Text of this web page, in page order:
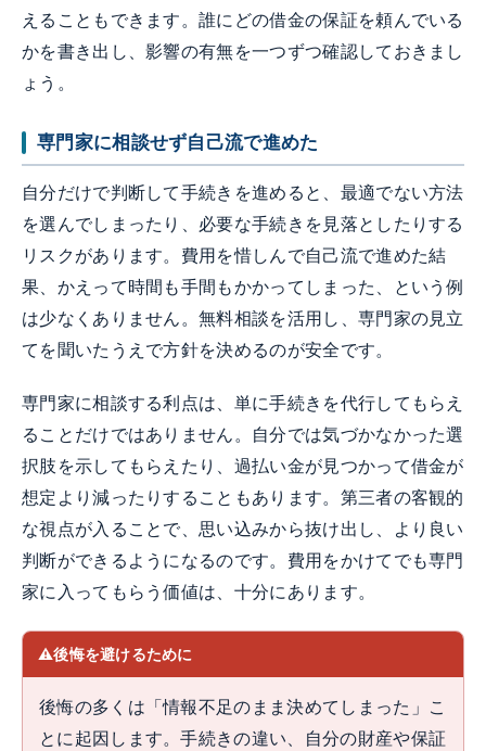
えることもできます。誰にどの借金の保証を頼んでいる
かを書き出し、影響の有無を一つずつ確認しておきまし
ょう。
専門家に相談せず自己流で進めた
自分だけで判断して手続きを進めると、最適でない方法
を選んでしまったり、必要な手続きを見落としたりする
リスクがあります。費用を惜しんで自己流で進めた結
果、かえって時間も手間もかかってしまった、という例
は少なくありません。無料相談を活用し、専門家の見立
てを聞いたうえで方針を決めるのが安全です。
専門家に相談する利点は、単に手続きを代行してもらえ
ることだけではありません。自分では気づかなかった選
択肢を示してもらえたり、過払い金が見つかって借金が
想定より減ったりすることもあります。第三者の客観的
な視点が入ることで、思い込みから抜け出し、より良い
判断ができるようになるのです。費用をかけてでも専門
家に入ってもらう価値は、十分にあります。
後悔を避けるために
後悔の多くは「情報不足のまま決めてしまった」こ
とに起因します。手続きの違い、自分の財産や保証